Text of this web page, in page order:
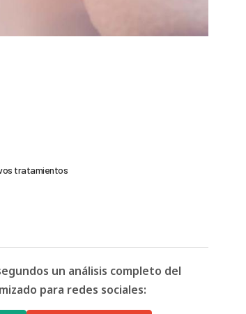
tratamientos
un análisis completo del
para redes sociales: